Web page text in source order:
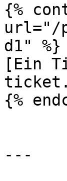
{%
url="/
d1" %}
[Ein
{%
---